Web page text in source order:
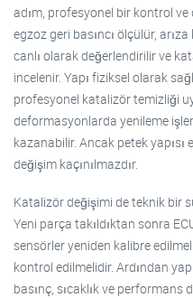
adım, profesyonel bir kontrol
egzoz geri basıncı ölçülür,
canlı olarak değerlendirilir ve
incelenir. Yapı fiziksel olarak
profesyonel katalizör temizliği
deformasyonlarda yenileme
kazanabilir. Ancak petek yapısı
değişim kaçınılmazdır.
Katalizör değişimi de teknik bir
Yeni parça takıldıktan sonra
sensörler yeniden kalibre
kontrol edilmelidir. Ardından
basınç, sıcaklık ve